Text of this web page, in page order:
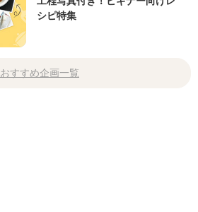
シピ特集
おすすめ企画一覧